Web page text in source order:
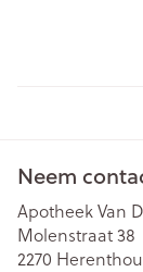
Neem
Apotheek Van
Molenstraat 38
2270